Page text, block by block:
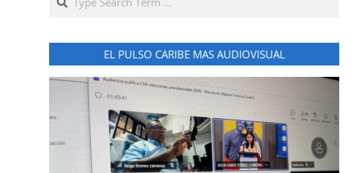
EL PULSO CARIBE MAS AUDIOVISUAL